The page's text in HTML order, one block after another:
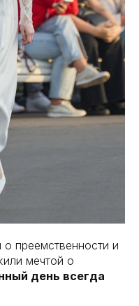
преемственности и
мечтой о
день всегда
сервиса